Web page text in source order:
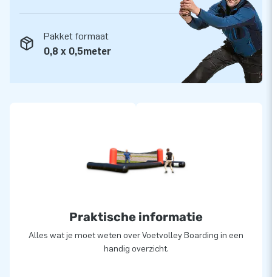
Pakket formaat
0,8 x 0,5meter
Praktische informatie
Alles wat je moet weten over Voetvolley Boarding in een
handig overzicht.